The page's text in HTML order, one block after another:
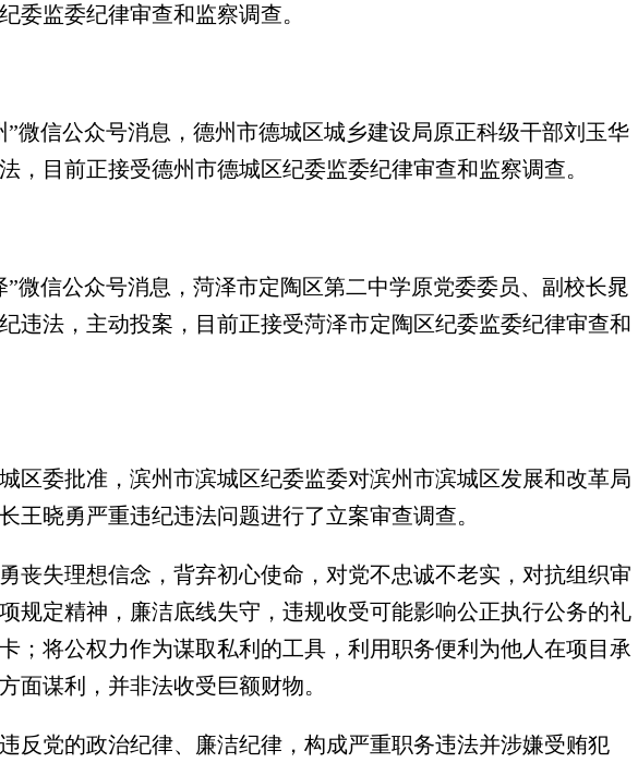
委监委纪律审查和监察调查。
信公众号消息，德州市德城区城乡建设局原正科级干部刘玉华
，目前正接受德州市德城区纪委监委纪律审查和监察调查。
信公众号消息，菏泽市定陶区第二中学原党委委员、副校长晁
违法，主动投案，目前正接受菏泽市定陶区纪委监委纪律审查和
委批准，滨州市滨城区纪委监委对滨州市滨城区发展和改革局
王晓勇严重违纪违法问题进行了立案审查调查。
失理想信念，背弃初心使命，对党不忠诚不老实，对抗组织审
规定精神，廉洁底线失守，违规收受可能影响公正执行公务的礼
；将公权力作为谋取私利的工具，利用职务便利为他人在项目承
面谋利，并非法收受巨额财物。
党的政治纪律、廉洁纪律，构成严重职务违法并涉嫌受贿犯